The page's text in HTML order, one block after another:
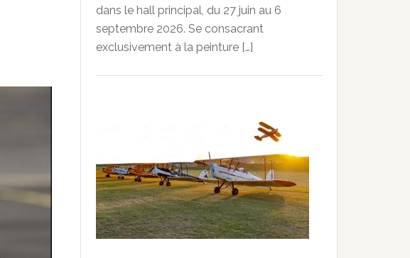
dans le hall principal, du 27 juin au 6
septembre 2026. Se consacrant
exclusivement à la peinture […]